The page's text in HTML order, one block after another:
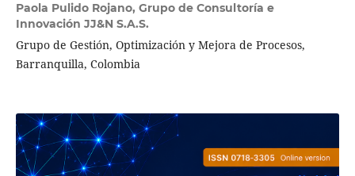
Paola Pulido Rojano, Grupo de Consultoría e
Innovación JJ&N S.A.S.
Grupo de Gestión, Optimización y Mejora de Procesos,
Barranquilla, Colombia